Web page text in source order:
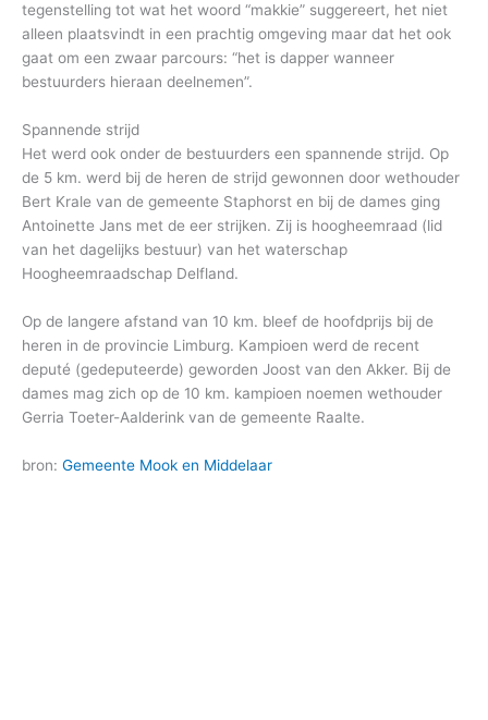
tegenstelling tot wat het woord “makkie” suggereert, het niet
alleen plaatsvindt in een prachtig omgeving maar dat het ook
gaat om een zwaar parcours: “het is dapper wanneer
bestuurders hieraan deelnemen”.
Spannende strijd
Het werd ook onder de bestuurders een spannende strijd. Op
de 5 km. werd bij de heren de strijd gewonnen door wethouder
Bert Krale van de gemeente Staphorst en bij de dames ging
Antoinette Jans met de eer strijken. Zij is hoogheemraad (lid
van het dagelijks bestuur) van het waterschap
Hoogheemraadschap Delfland.
Op de langere afstand van 10 km. bleef de hoofdprijs bij de
heren in de provincie Limburg. Kampioen werd de recent
deputé (gedeputeerde) geworden Joost van den Akker. Bij de
dames mag zich op de 10 km. kampioen noemen wethouder
Gerria Toeter-Aalderink van de gemeente Raalte.
bron: Gemeente Mook en Middelaar